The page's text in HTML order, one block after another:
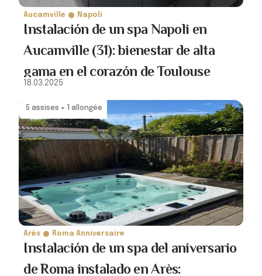
Aucamville Napoli
Instalación de un spa Napoli en
Aucamville (31): bienestar de alta
gama en el corazón de Toulouse ‍
18.03.2025
5 assises + 1 allongée
Arès Roma Anniversaire
Instalación de un spa del aniversario
de Roma instalado en Arès: